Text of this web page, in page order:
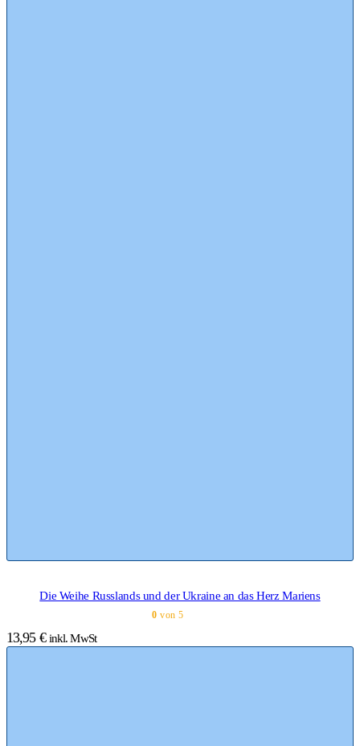
Die Weihe Russlands und der Ukraine an das Herz Mariens
0 von 5
13,95 € inkl. MwSt